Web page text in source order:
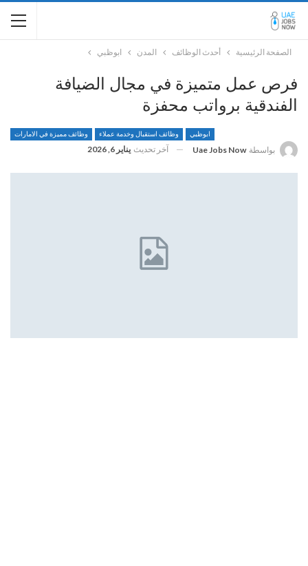
الصفحة الرئيسية أحدث الوظائف المدن ابوظبي
فرص عمل متميزة في مجال الضيافة
الفندقية برواتب محفزة
ابوظبي وظائف استقبال وخدمة عملاء وظائف مميزة في الامارات
بواسطة Uae Jobs Now آخر تحديث يناير 6, 2026